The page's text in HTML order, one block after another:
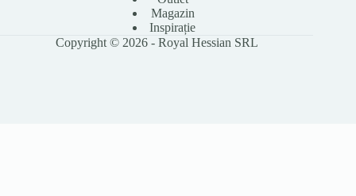
Magazin
Inspirație
Copyright © 2026 - Royal Hessian SRL